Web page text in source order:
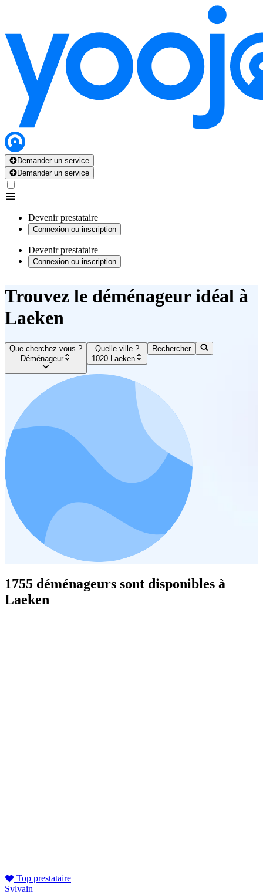
Demander un service
Demander un service
Devenir prestataire
Connexion ou inscription
Devenir prestataire
Connexion ou inscription
Trouvez le déménageur idéal à
Laeken
Que cherchez-vous ?
Déménageur
Quelle ville ?
1020 Laeken
Rechercher
1755 déménageurs sont disponibles à
Laeken
Top prestataire
Sylvain